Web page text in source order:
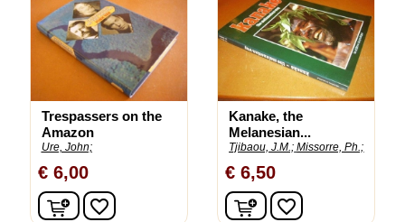
Trespassers on the
Amazon
Ure, John;
€ 6,00
In winkelwagen
favorite_border
Kanake, the
Melanesian...
Tjibaou, J.M.; Missorre, Ph.;
€ 6,50
In winkelwagen
favorite_border